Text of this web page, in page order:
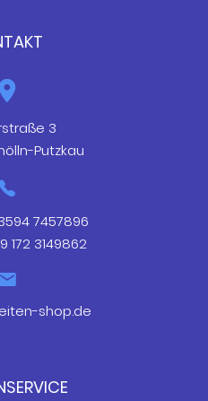
3
Putzkau
7457896
172 3149862
shop.de